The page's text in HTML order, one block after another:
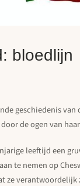
bloedlijn
geschiedenis van
de ogen van
leeftijd een
te nemen op
ze